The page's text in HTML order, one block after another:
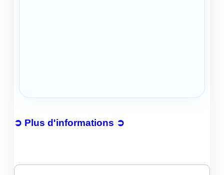
➲ Plus d'informations ➲